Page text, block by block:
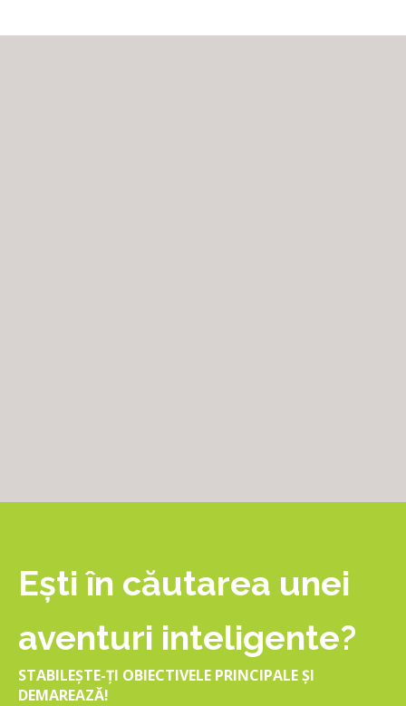
Eşti în căutarea unei
aventuri inteligente?
STABILEŞTE-ŢI OBIECTIVELE PRINCIPALE ŞI
DEMAREAZĂ!